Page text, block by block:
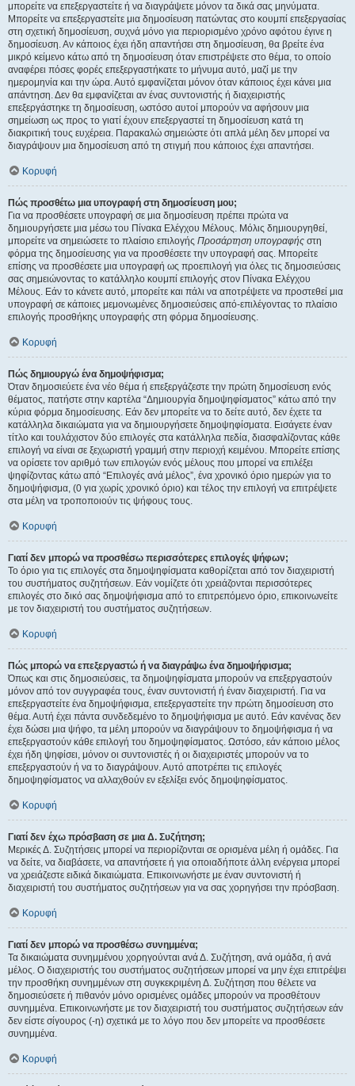
μπορείτε να επεξεργαστείτε ή να διαγράψετε μόνον τα δικά σας μηνύματα.
Μπορείτε να επεξεργαστείτε μια δημοσίευση πατώντας στο κουμπί επεξεργασίας
στη σχετική δημοσίευση, συχνά μόνο για περιορισμένο χρόνο αφότου έγινε η
δημοσίευση. Αν κάποιος έχει ήδη απαντήσει στη δημοσίευση, θα βρείτε ένα
μικρό κείμενο κάτω από τη δημοσίευση όταν επιστρέψετε στο θέμα, το οποίο
αναφέρει πόσες φορές επεξεργαστήκατε το μήνυμα αυτό, μαζί με την
ημερομηνία και την ώρα. Αυτό εμφανίζεται μόνον όταν κάποιος έχει κάνει μια
απάντηση. Δεν θα εμφανίζεται αν ένας συντονιστής ή διαχειριστής
επεξεργάστηκε τη δημοσίευση, ωστόσο αυτοί μπορούν να αφήσουν μια
σημείωση ως προς το γιατί έχουν επεξεργαστεί τη δημοσίευση κατά τη
διακριτική τους ευχέρεια. Παρακαλώ σημειώστε ότι απλά μέλη δεν μπορεί να
διαγράψουν μια δημοσίευση από τη στιγμή που κάποιος έχει απαντήσει.
Κορυφή
Πώς προσθέτω μια υπογραφή στη δημοσίευση μου;
Για να προσθέσετε υπογραφή σε μια δημοσίευση πρέπει πρώτα να
δημιουργήσετε μια μέσω του Πίνακα Ελέγχου Μέλους. Μόλις δημιουργηθεί,
μπορείτε να σημειώσετε το πλαίσιο επιλογής Προσάρτηση υπογραφής στη
φόρμα της δημοσίευσης για να προσθέσετε την υπογραφή σας. Μπορείτε
επίσης να προσθέσετε μια υπογραφή ως προεπιλογή για όλες τις δημοσιεύσεις
σας σημειώνοντας το κατάλληλο κουμπί επιλογής στον Πίνακα Ελέγχου
Μέλους. Εάν το κάνετε αυτό, μπορείτε και πάλι να αποτρέψετε να προστεθεί μια
υπογραφή σε κάποιες μεμονωμένες δημοσιεύσεις από-επιλέγοντας το πλαίσιο
επιλογής προσθήκης υπογραφής στη φόρμα δημοσίευσης.
Κορυφή
Πώς δημιουργώ ένα δημοψήφισμα;
Όταν δημοσιεύετε ένα νέο θέμα ή επεξεργάζεστε την πρώτη δημοσίευση ενός
θέματος, πατήστε στην καρτέλα “Δημιουργία δημοψηφίσματος” κάτω από την
κύρια φόρμα δημοσίευσης. Εάν δεν μπορείτε να το δείτε αυτό, δεν έχετε τα
κατάλληλα δικαιώματα για να δημιουργήσετε δημοψηφίσματα. Εισάγετε έναν
τίτλο και τουλάχιστον δύο επιλογές στα κατάλληλα πεδία, διασφαλίζοντας κάθε
επιλογή να είναι σε ξεχωριστή γραμμή στην περιοχή κειμένου. Μπορείτε επίσης
να ορίσετε τον αριθμό των επιλογών ενός μέλους που μπορεί να επιλέξει
ψηφίζοντας κάτω από “Επιλογές ανά μέλος”, ένα χρονικό όριο ημερών για το
δημοψήφισμα, (0 για χωρίς χρονικό όριο) και τέλος την επιλογή να επιτρέψετε
στα μέλη να τροποποιούν τις ψήφους τους.
Κορυφή
Γιατί δεν μπορώ να προσθέσω περισσότερες επιλογές ψήφων;
Το όριο για τις επιλογές στα δημοψηφίσματα καθορίζεται από τον διαχειριστή
του συστήματος συζητήσεων. Εάν νομίζετε ότι χρειάζονται περισσότερες
επιλογές στο δικό σας δημοψήφισμα από το επιτρεπόμενο όριο, επικοινωνείτε
με τον διαχειριστή του συστήματος συζητήσεων.
Κορυφή
Πώς μπορώ να επεξεργαστώ ή να διαγράψω ένα δημοψήφισμα;
Όπως και στις δημοσιεύσεις, τα δημοψηφίσματα μπορούν να επεξεργαστούν
μόνον από τον συγγραφέα τους, έναν συντονιστή ή έναν διαχειριστή. Για να
επεξεργαστείτε ένα δημοψήφισμα, επεξεργαστείτε την πρώτη δημοσίευση στο
θέμα. Αυτή έχει πάντα συνδεδεμένο το δημοψήφισμα με αυτό. Εάν κανένας δεν
έχει δώσει μια ψήφο, τα μέλη μπορούν να διαγράψουν το δημοψήφισμα ή να
επεξεργαστούν κάθε επιλογή του δημοψηφίσματος. Ωστόσο, εάν κάποιο μέλος
έχει ήδη ψηφίσει, μόνον οι συντονιστές ή οι διαχειριστές μπορούν να το
επεξεργαστούν ή να το διαγράψουν. Αυτό αποτρέπει τις επιλογές
δημοψηφίσματος να αλλαχθούν εν εξελίξει ενός δημοψηφίσματος.
Κορυφή
Γιατί δεν έχω πρόσβαση σε μια Δ. Συζήτηση;
Μερικές Δ. Συζητήσεις μπορεί να περιορίζονται σε ορισμένα μέλη ή ομάδες. Για
να δείτε, να διαβάσετε, να απαντήσετε ή για οποιαδήποτε άλλη ενέργεια μπορεί
να χρειάζεστε ειδικά δικαιώματα. Επικοινωνήστε με έναν συντονιστή ή
διαχειριστή του συστήματος συζητήσεων για να σας χορηγήσει την πρόσβαση.
Κορυφή
Γιατί δεν μπορώ να προσθέσω συνημμένα;
Τα δικαιώματα συνημμένου χορηγούνται ανά Δ. Συζήτηση, ανά ομάδα, ή ανά
μέλος. Ο διαχειριστής του συστήματος συζητήσεων μπορεί να μην έχει επιτρέψει
την προσθήκη συνημμένων στη συγκεκριμένη Δ. Συζήτηση που θέλετε να
δημοσιεύσετε ή πιθανόν μόνο ορισμένες ομάδες μπορούν να προσθέτουν
συνημμένα. Επικοινωνήστε με τον διαχειριστή του συστήματος συζητήσεων εάν
δεν είστε σίγουρος (-η) σχετικά με το λόγο που δεν μπορείτε να προσθέσετε
συνημμένα.
Κορυφή